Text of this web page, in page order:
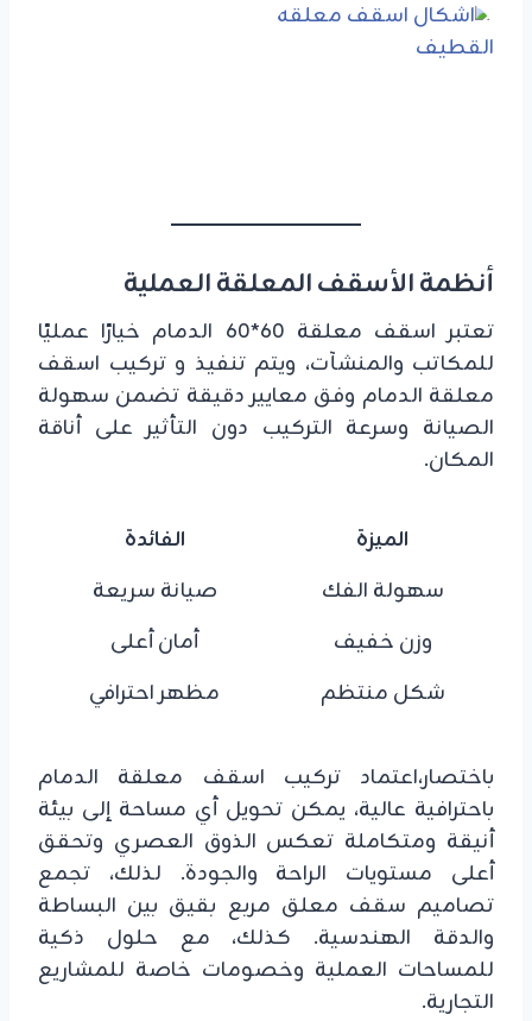
أنظمة الأسقف المعلقة العملية
تعتبر اسقف معلقة 60*60 الدمام خيارًا عمليًا
للمكاتب والمنشآت، ويتم تنفيذ و تركيب اسقف
معلقة الدمام وفق معايير دقيقة تضمن سهولة
الصيانة وسرعة التركيب دون التأثير على أناقة
المكان.
الميزة
الفائدة
سهولة الفك
صيانة سريعة
وزن خفيف
أمان أعلى
شكل منتظم
مظهر احترافي
باختصار،اعتماد تركيب اسقف معلقة الدمام
باحترافية عالية، يمكن تحويل أي مساحة إلى بيئة
أنيقة ومتكاملة تعكس الذوق العصري وتحقق
أعلى مستويات الراحة والجودة. لذلك، تجمع
تصاميم سقف معلق مربع بقيق بين البساطة
والدقة الهندسية. كذلك، مع حلول ذكية
للمساحات العملية وخصومات خاصة للمشاريع
التجارية.